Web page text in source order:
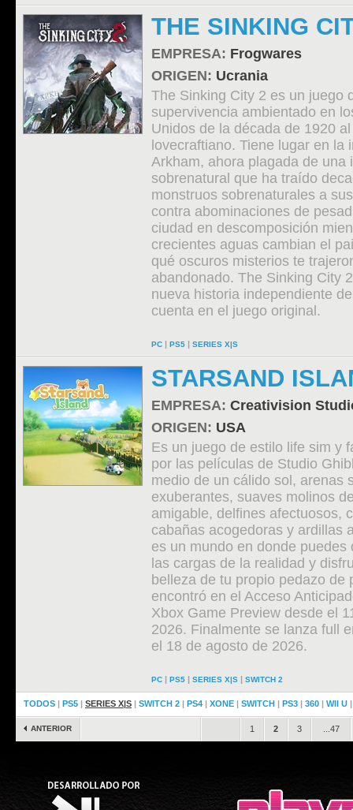
THE SINKING
EMPRESA: Frogwares
ORIGEN: Ucrania
The Sinking City 2 es un juego
supervivencia ambientado en
Unidos de la década de 1920
lovecraftiano. Tiene lugar en la
Arkham, ahora plagada de una
sobrenatural que ha traído
monstruos sobrenaturales a
contra abominaciones de
ciudad en descomposición
crecientes aguas cambian el
qué oscuros misterios te
abandonado. The Sinking City
nueva historia independiente
cuenta en el juego original.
PC | PS5 | SERIES X|S
STARSAND
EMPRESA: Creativision
ORIGEN: USA
Es un juego de estilo life sim y
por las películas de Studio
medio de un cálido sol, arenas
exuberantes, suaves molinos
amigable, delfines afectuosos,
cabañas acogedoras y ardillas
es un mundo en donde puedes
las cargas de la realidad y
belleza de tu propio pedazo de
encontró en el Acceso
Xbox Game Preview desde el
2026. Finalmente se lanza full
el 18 de agosto de 2026.
PC | PS5 | SERIES X|S | SWITCH 2
TODOS | PS5 | SERIES X|S | SWITCH 2 | PS4 | XONE | SWITCH | PS3 | 360 | WII U
ANTERIOR 1 2 3 ...47